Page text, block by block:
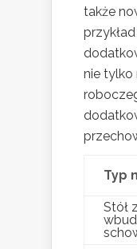
także
przykład
nie tylko
Typ
Stół z